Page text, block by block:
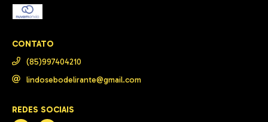
CONTATO
(85)997404210
lindosebodelirante@gmail.com
REDES SOCIAIS